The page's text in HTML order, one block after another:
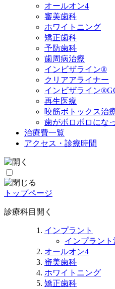
オールオン4
審美歯科
ホワイトニング
矯正歯科
予防歯科
歯周病治療
インビザライン®
クリアアライナー
インビザライン
再生医療
咬筋ボトックス治
歯がボロボロにな
治療費一覧
アクセス・診療時間
トップページ
診療科目 開く
インプラント
インプラン
オールオン4
審美歯科
ホワイトニング
矯正歯科